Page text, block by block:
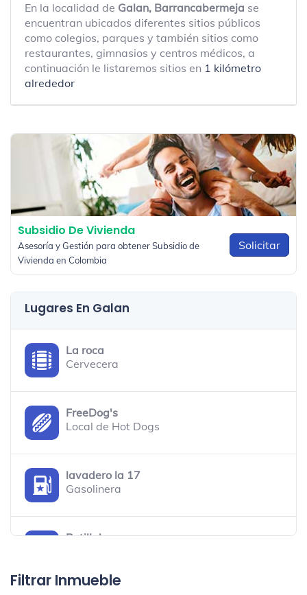
En la localidad de Galan, Barrancabermeja se
encuentran ubicados diferentes sitios públicos
como colegios, parques y también sitios como
restaurantes, gimnasios y centros médicos, a
continuación le listaremos sitios en 1 kilómetro
alrededor
Subsidio De Vivienda
Asesoría y Gestión para obtener Subsidio de
Vivienda en Colombia
Solicitar
Lugares En Galan
La roca
Cervecera
FreeDog's
Local de Hot Dogs
lavadero la 17
Gasolinera
Patillal
Filtrar Inmueble